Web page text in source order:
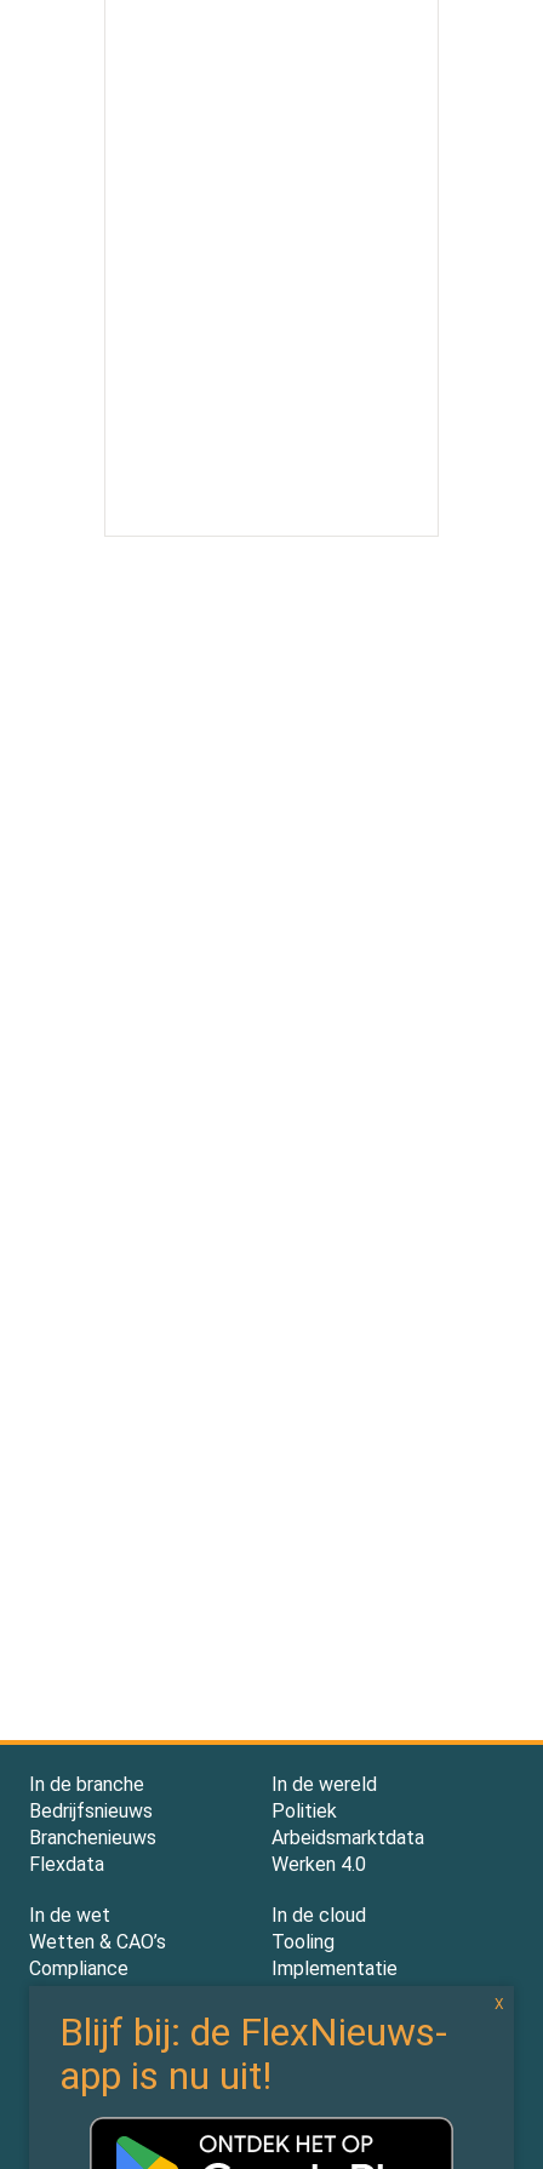
In de branche
Bedrijfsnieuws
Branchenieuws
Flexdata
In de wereld
Politiek
Arbeidsmarktdata
Werken 4.0
In de wet
Wetten & CAO’s
Compliance
In de cloud
Tooling
Implementatie
Experts
Partners
Vacatures
Nieuwsbrief
Privacy Statement